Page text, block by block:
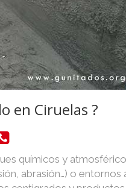
en Ciruelas ?
químicos y
abrasión…) o